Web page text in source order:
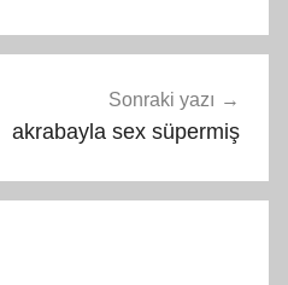
Sonraki yazı
akrabayla sex süpermiş